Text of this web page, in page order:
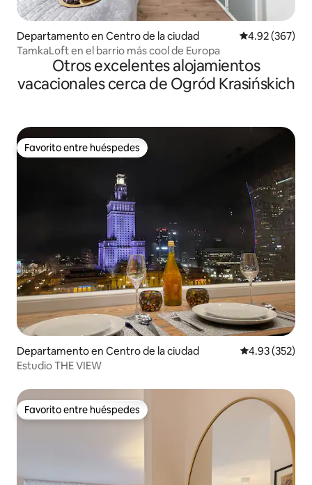
Departamento en Centro de la ciudad Calificación
4.92 (367)
TamkaLoft en el barrio más cool de Europa
Otros excelentes alojamientos
vacacionales cerca de Ogród Krasińskich
Favorito entre huéspedes
Favorito entre huéspedes
Departamento en Centro de la ciudad Calificación
4.93 (352)
Estudio THE VIEW
Favorito entre huéspedes
Favorito entre huéspedes